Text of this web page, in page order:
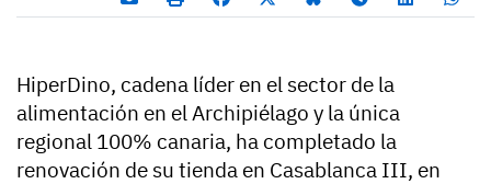
HiperDino, cadena líder en el sector de la
alimentación en el Archipiélago y la única
regional 100% canaria, ha completado la
renovación de su tienda en Casablanca III, en